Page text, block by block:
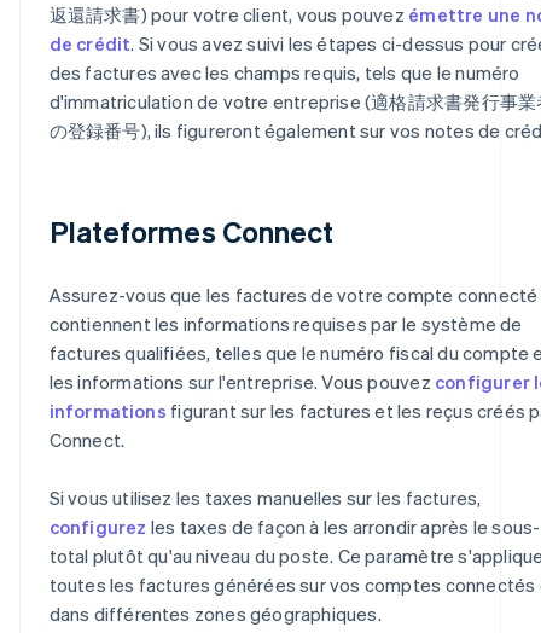
返還請求書) pour votre client, vous pouvez émettre une
de crédit. Si vous avez suivi les étapes ci-dessus pour
des factures avec les champs requis, tels que le numéro
d'immatriculation de votre entreprise (適格請求書発行事業
の登録番号), ils figureront également sur vos notes de
Plateformes Connect
Assurez-vous que les factures de votre compte connecté
contiennent les informations requises par le système de
factures qualifiées, telles que le numéro fiscal du compte
les informations sur l'entreprise. Vous pouvez configurer
informations figurant sur les factures et les reçus créés
Connect.
Si vous utilisez les taxes manuelles sur les factures,
configurez les taxes de façon à les arrondir après le sous-
total plutôt qu'au niveau du poste. Ce paramètre
toutes les factures générées sur vos comptes connectés
dans différentes zones géographiques.